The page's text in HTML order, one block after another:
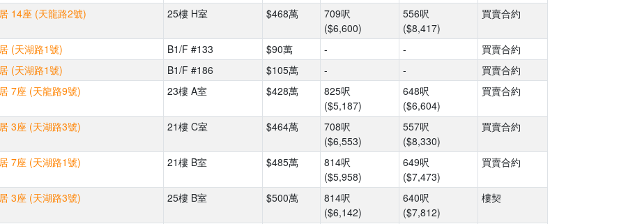
14座 (天龍路2號) 25樓 H室 $468萬
709呎
($6,600)
556呎
($8,417)
買賣合約
(天湖路1號) B1/F #133 $90萬 - -
買賣合約
(天湖路1號) B1/F #186 $105萬 - -
買賣合約
7座 (天龍路9號) 23樓 A室 $428萬
825呎
($5,187)
648呎
($6,604)
買賣合約
3座 (天湖路3號) 21樓 C室 $464萬
708呎
($6,553)
557呎
($8,330)
買賣合約
7座 (天湖路1號) 21樓 B室 $485萬
814呎
($5,958)
649呎
($7,473)
買賣合約
3座 (天湖路3號) 25樓 B室 $500萬
814呎
($6,142)
640呎
($7,812)
樓契